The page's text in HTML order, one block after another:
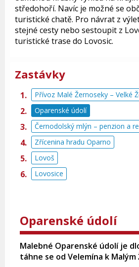
středohoří. Navíc je možné se
turistické chatě. Pro návrat z
stejné cesty nebo sestoupit z
turistické trase do Lovosic.
Zastávky
Přívoz Malé Žernoseky – Velké
Oparenské údolí
Černodolský mlýn – penzion a
Zřícenina hradu Oparno
Lovoš
Lovosice
Oparenské údolí
Malebné Oparenské údolí je
táhne se od Velemína k Malým